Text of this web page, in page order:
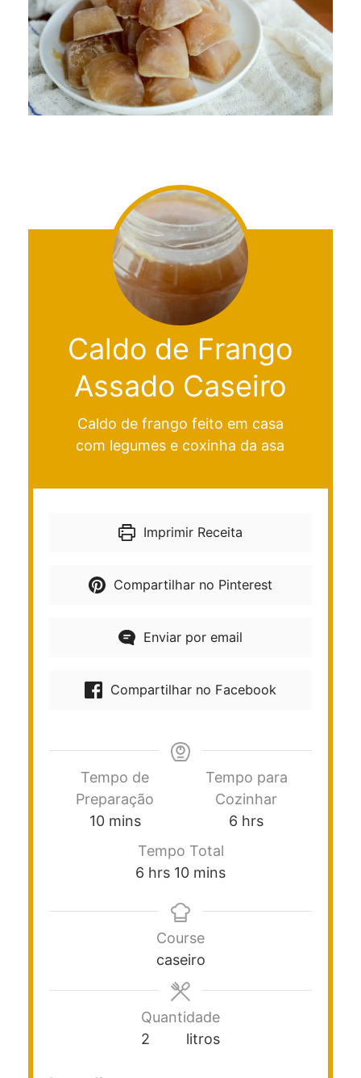
Caldo de Frango
Assado Caseiro
Caldo de frango feito em casa
com legumes e coxinha da asa
Imprimir Receita
Compartilhar no Pinterest
Enviar por email
Compartilhar no Facebook
Tempo de
Preparação
10 mins
Tempo para
Cozinhar
6 hrs
Tempo Total
6 hrs 10 mins
Course
caseiro
Quantidade
2
litros